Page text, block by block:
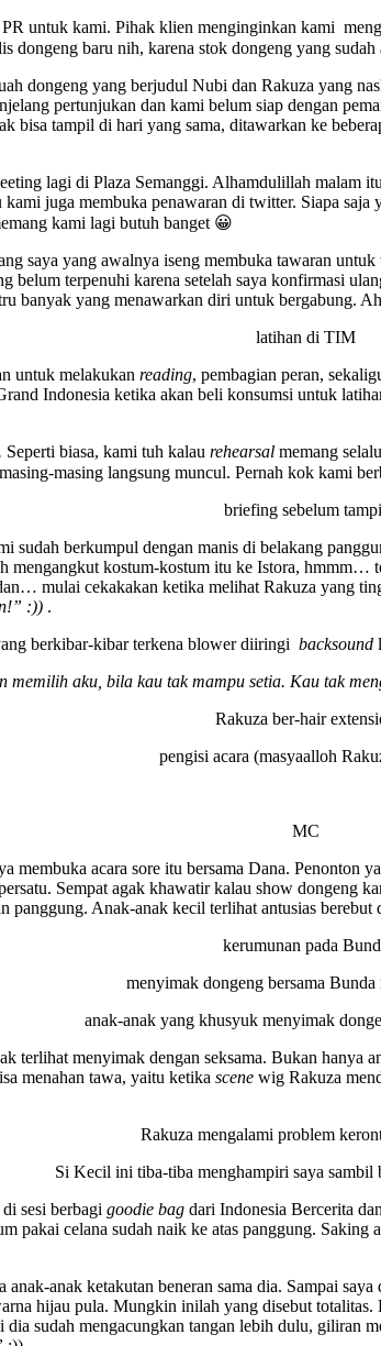
PR untuk kami. Pihak klien menginginkan kami
dongeng baru nih, karena stok dongeng yang
dongeng yang berjudul Nubi dan Rakuza yang
pertunjukan dan kami belum siap dengan
bisa tampil di hari yang sama, ditawarkan ke
lagi di Plaza Semanggi. Alhamdulillah malam
juga membuka penawaran di twitter. Siapa saja
kami lagi butuh banget 😀
saya yang awalnya iseng membuka tawaran
belum terpenuhi karena setelah saya konfirmasi
banyak yang menawarkan diri untuk bergabung.
latihan di TIM
untuk melakukan reading, pembagian peran,
Indonesia ketika akan beli konsumsi untuk
Seperti biasa, kami tuh kalau rehearsal memang
masing langsung muncul. Pernah kok kami
briefing sebelum
berkumpul dengan manis di belakang
mengangkut kostum-kostum itu ke Istora,
mulai cekakakan ketika melihat Rakuza yang
:)) .
berkibar-kibar terkena blower diiringi backsound
memilih aku, bila kau tak mampu setia. Kau tak
Rakuza ber-hair
pengisi acara (masyaalloh
MC
membuka acara sore itu bersama Dana.
Sempat agak khawatir kalau show
panggung. Anak-anak kecil terlihat antusias
kerumunan pada
menyimak dongeng bersama Bunda
anak-anak yang khusyuk menyimak
terlihat menyimak dengan seksama. Bukan
menahan tawa, yaitu ketika scene wig Rakuza
Rakuza mengalami problem
Si Kecil ini tiba-tiba menghampiri saya
sesi berbagi goodie bag dari Indonesia Bercerita
celana sudah naik ke atas panggung.
anak ketakutan beneran sama dia. Sampai
hijau pula. Mungkin inilah yang disebut
sudah mengacungkan tangan lebih dulu, giliran